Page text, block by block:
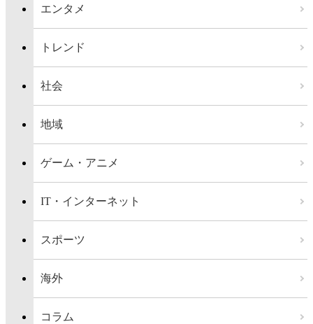
エンタメ
トレンド
社会
地域
ゲーム・アニメ
IT・インターネット
スポーツ
海外
コラム